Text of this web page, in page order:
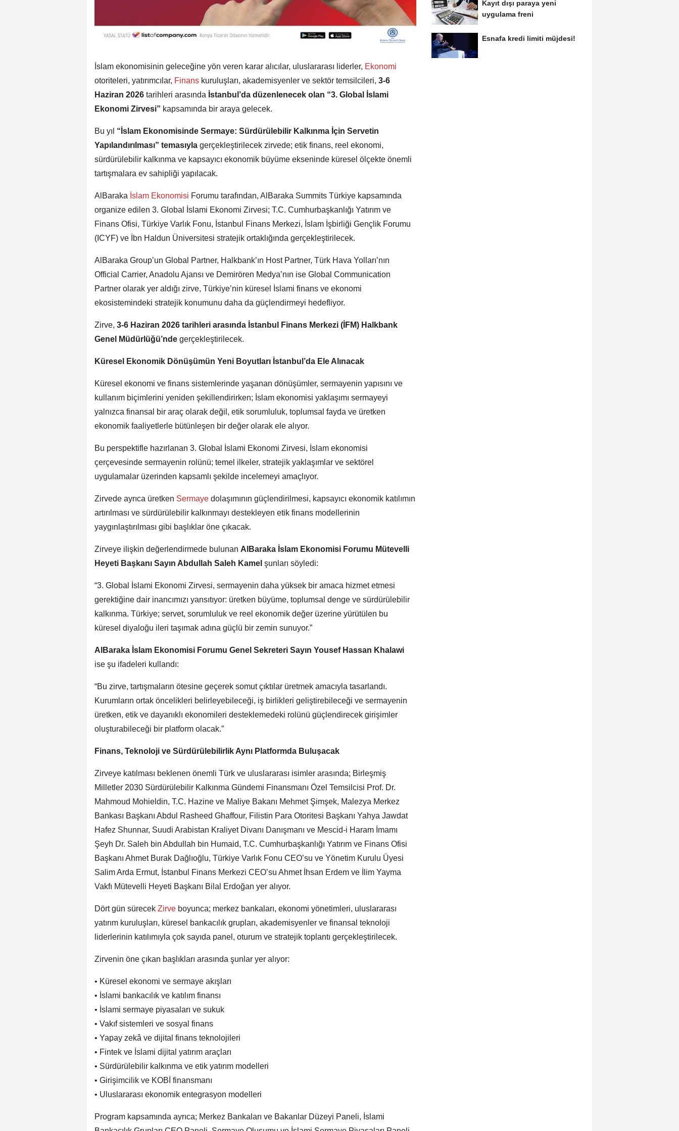
İslam ekonomisinin geleceğine yön veren karar alıcılar, uluslararası liderler, Ekonomi
otoriteleri, yatırımcılar, Finans kuruluşları, akademisyenler ve sektör temsilcileri, 3-6
Haziran 2026 tarihleri arasında İstanbul’da düzenlenecek olan “3. Global İslami
Ekonomi Zirvesi” kapsamında bir araya gelecek.
Bu yıl “İslam Ekonomisinde Sermaye: Sürdürülebilir Kalkınma İçin Servetin
Yapılandırılması” temasıyla gerçekleştirilecek zirvede; etik finans, reel ekonomi,
sürdürülebilir kalkınma ve kapsayıcı ekonomik büyüme ekseninde küresel ölçekte önemli
tartışmalara ev sahipliği yapılacak.
AlBaraka İslam Ekonomisi Forumu tarafından, AlBaraka Summits Türkiye kapsamında
organize edilen 3. Global İslami Ekonomi Zirvesi; T.C. Cumhurbaşkanlığı Yatırım ve
Finans Ofisi, Türkiye Varlık Fonu, İstanbul Finans Merkezi, İslam İşbirliği Gençlik Forumu
(ICYF) ve İbn Haldun Üniversitesi stratejik ortaklığında gerçekleştirilecek.
AlBaraka Group’un Global Partner, Halkbank’ın Host Partner, Türk Hava Yolları’nın
Official Carrier, Anadolu Ajansı ve Demirören Medya’nın ise Global Communication
Partner olarak yer aldığı zirve, Türkiye’nin küresel İslami finans ve ekonomi
ekosistemindeki stratejik konumunu daha da güçlendirmeyi hedefliyor.
Zirve, 3-6 Haziran 2026 tarihleri arasında İstanbul Finans Merkezi (İFM) Halkbank
Genel Müdürlüğü’nde gerçekleştirilecek.
Küresel Ekonomik Dönüşümün Yeni Boyutları İstanbul’da Ele Alınacak
Küresel ekonomi ve finans sistemlerinde yaşanan dönüşümler, sermayenin yapısını ve
kullanım biçimlerini yeniden şekillendirirken; İslam ekonomisi yaklaşımı sermayeyi
yalnızca finansal bir araç olarak değil, etik sorumluluk, toplumsal fayda ve üretken
ekonomik faaliyetlerle bütünleşen bir değer olarak ele alıyor.
Bu perspektifle hazırlanan 3. Global İslami Ekonomi Zirvesi, İslam ekonomisi
çerçevesinde sermayenin rolünü; temel ilkeler, stratejik yaklaşımlar ve sektörel
uygulamalar üzerinden kapsamlı şekilde incelemeyi amaçlıyor.
Zirvede ayrıca üretken Sermaye dolaşımının güçlendirilmesi, kapsayıcı ekonomik katılımın
artırılması ve sürdürülebilir kalkınmayı destekleyen etik finans modellerinin
yaygınlaştırılması gibi başlıklar öne çıkacak.
Zirveye ilişkin değerlendirmede bulunan AlBaraka İslam Ekonomisi Forumu Mütevelli
Heyeti Başkanı Sayın Abdullah Saleh Kamel şunları söyledi:
“3. Global İslami Ekonomi Zirvesi, sermayenin daha yüksek bir amaca hizmet etmesi
gerektiğine dair inancımızı yansıtıyor: üretken büyüme, toplumsal denge ve sürdürülebilir
kalkınma. Türkiye; servet, sorumluluk ve reel ekonomik değer üzerine yürütülen bu
küresel diyaloğu ileri taşımak adına güçlü bir zemin sunuyor.”
AlBaraka İslam Ekonomisi Forumu Genel Sekreteri Sayın Yousef Hassan Khalawi
ise şu ifadeleri kullandı:
“Bu zirve, tartışmaların ötesine geçerek somut çıktılar üretmek amacıyla tasarlandı.
Kurumların ortak öncelikleri belirleyebileceği, iş birlikleri geliştirebileceği ve sermayenin
üretken, etik ve dayanıklı ekonomileri desteklemedeki rolünü güçlendirecek girişimler
oluşturabileceği bir platform olacak.”
Finans, Teknoloji ve Sürdürülebilirlik Aynı Platformda Buluşacak
Zirveye katılması beklenen önemli Türk ve uluslararası isimler arasında; Birleşmiş
Milletler 2030 Sürdürülebilir Kalkınma Gündemi Finansmanı Özel Temsilcisi Prof. Dr.
Mahmoud Mohieldin, T.C. Hazine ve Maliye Bakanı Mehmet Şimşek, Malezya Merkez
Bankası Başkanı Abdul Rasheed Ghaffour, Filistin Para Otoritesi Başkanı Yahya Jawdat
Hafez Shunnar, Suudi Arabistan Kraliyet Divanı Danışmanı ve Mescid-i Haram İmamı
Şeyh Dr. Saleh bin Abdullah bin Humaid, T.C. Cumhurbaşkanlığı Yatırım ve Finans Ofisi
Başkanı Ahmet Burak Dağlıoğlu, Türkiye Varlık Fonu CEO’su ve Yönetim Kurulu Üyesi
Salim Arda Ermut, İstanbul Finans Merkezi CEO’su Ahmet İhsan Erdem ve İlim Yayma
Vakfı Mütevelli Heyeti Başkanı Bilal Erdoğan yer alıyor.
Dört gün sürecek Zirve boyunca; merkez bankaları, ekonomi yönetimleri, uluslararası
yatırım kuruluşları, küresel bankacılık grupları, akademisyenler ve finansal teknoloji
liderlerinin katılımıyla çok sayıda panel, oturum ve stratejik toplantı gerçekleştirilecek.
Zirvenin öne çıkan başlıkları arasında şunlar yer alıyor:
• Küresel ekonomi ve sermaye akışları
• İslami bankacılık ve katılım finansı
• İslami sermaye piyasaları ve sukuk
• Vakıf sistemleri ve sosyal finans
• Yapay zekâ ve dijital finans teknolojileri
• Fintek ve İslami dijital yatırım araçları
• Sürdürülebilir kalkınma ve etik yatırım modelleri
• Girişimcilik ve KOBİ finansmanı
• Uluslararası ekonomik entegrasyon modelleri
Program kapsamında ayrıca; Merkez Bankaları ve Bakanlar Düzeyi Paneli, İslami
Kayıt dışı paraya yeni
uygulama freni
Esnafa kredi limiti müjdesi!